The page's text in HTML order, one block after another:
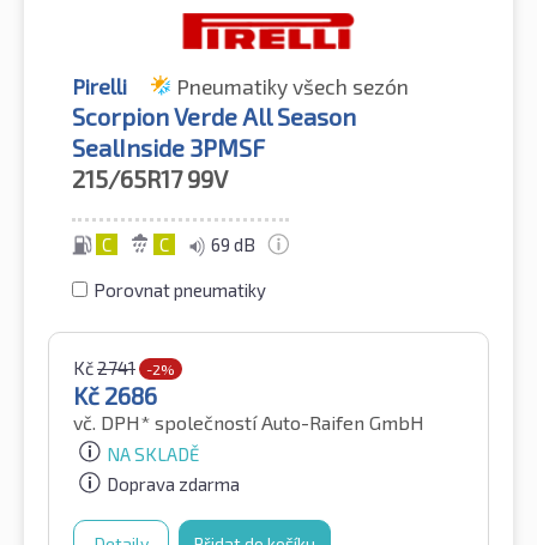
Pirelli Pneumatiky všech sezón
Scorpion Verde All Season
SealInside 3PMSF
215/65R17 99V
C C 69 dB
Porovnat pneumatiky
Kč2741 -2%
Kč 2686
vč. DPH* společností Auto-Raifen GmbH
NA SKLADĚ
Doprava zdarma